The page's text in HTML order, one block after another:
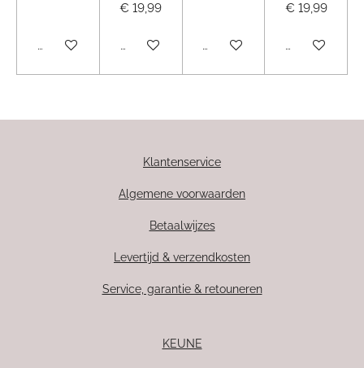
Uitverkocht
€ 19,99
Uitverkocht Uitverkocht
€ 19,99
Uitverkocht
Klantenservice
Algemene voorwaarden
Betaalwijzes
Levertijd & verzendkosten
Service, garantie & retouneren
KEUNE